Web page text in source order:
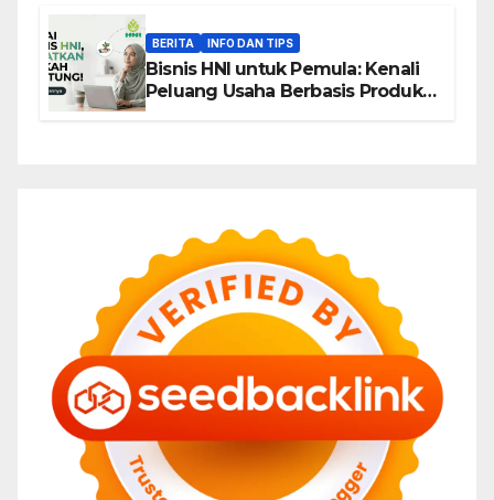
BERITA INFO DAN TIPS
Bisnis HNI untuk Pemula: Kenali
Peluang Usaha Berbasis Produk,